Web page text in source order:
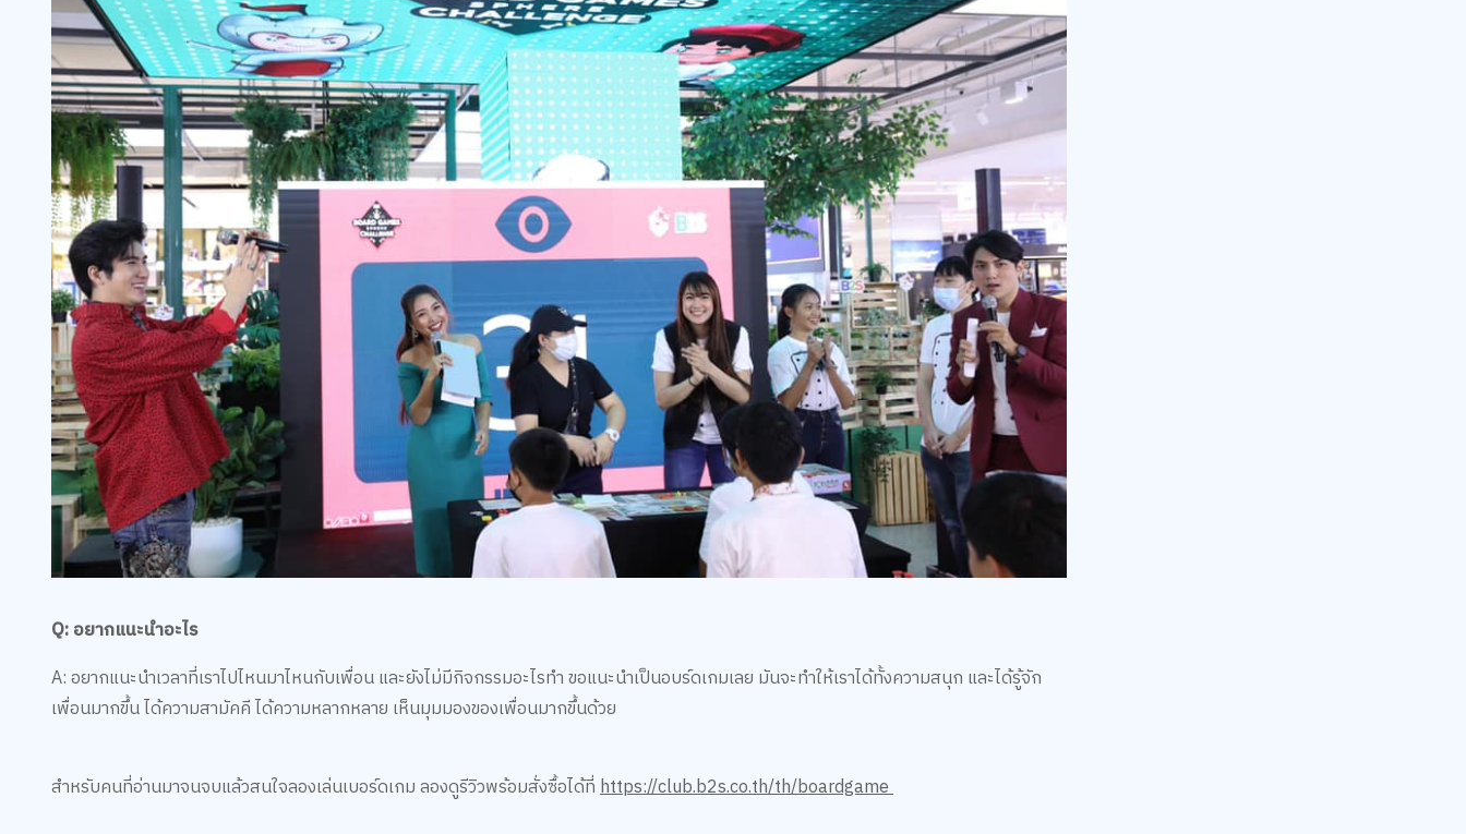
Q: อยากแนะนำอะไร
A: อยากแนะนำเวลาที่เราไปไหนมาไหนกับเพื่อน และยังไม่มีกิจกรรมอะไรทำ ขอแนะนำเป็นอบร์ดเกมเลย มันจะทำให้เราได้ทั้งความสนุก และได้รู้จัก
เพื่อนมากขึ้น ได้ความสามัคคี ได้ความหลากหลาย เห็นมุมมองของเพื่อนมากขึ้นด้วย
สำหรับคนที่อ่านมาจนจบแล้วสนใจลองเล่นเบอร์ดเกม ลองดูรีวิวพร้อมสั่งซื้อได้ที่https://club.b2s.co.th/th/boardgame